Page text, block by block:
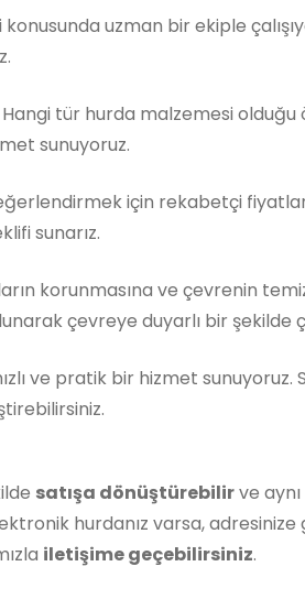
uzman bir ekiple
tür hurda malzemesi olduğu
sunuyoruz.
için rekabetçi
sunarız.
korunmasına ve çevrenin
çevreye duyarlı bir şekilde
ve pratik bir hizmet sunuyoruz.
satışa dönüştürebilirve
hurdanız varsa,
iletişime geçebilirsiniz.